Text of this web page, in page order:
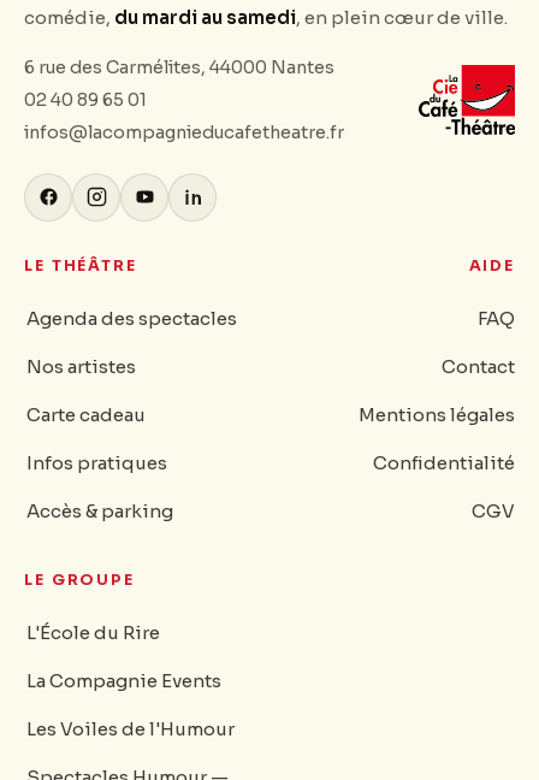
comédie, du mardi au samedi, en plein cœur de ville.
6 rue des Carmélites, 44000 Nantes
02 40 89 65 01
infos@lacompagnieducafetheatre.fr
LE THÉÂTRE
Agenda des spectacles
Nos artistes
Carte cadeau
Infos pratiques
Accès & parking
AIDE
FAQ
Contact
Mentions légales
Confidentialité
CGV
LE GROUPE
L'École du Rire
La Compagnie Events
Les Voiles de l'Humour